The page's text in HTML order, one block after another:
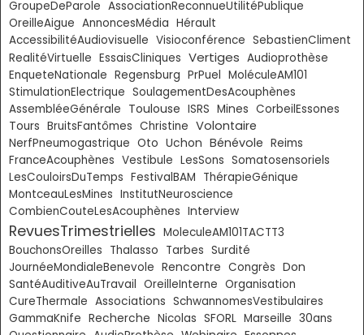
GroupeDeParole AssociationReconnueUtilitéPublique
OreilleAigue AnnoncesMédia Hérault
AccessibilitéAudiovisuelle Visioconférence SebastienCliment
RealitéVirtuelle EssaisCliniques Vertiges Audioprothèse
EnqueteNationale Regensburg PrPuel MoléculeAM101
StimulationElectrique SoulagementDesAcouphènes
AssembléeGénérale Toulouse ISRS Mines CorbeilEssones
Tours BruitsFantômes Christine Volontaire
NerfPneumogastrique Oto Uchon Bénévole Reims
FranceAcouphènes Vestibule LesSons Somatosensoriels
LesCouloirsDuTemps FestivalBAM ThérapieGénique
MontceauLesMines InstitutNeuroscience
CombienCouteLesAcouphènes Interview
RevuesTrimestrielles MoleculeAM101TACTT3
BouchonsOreilles Thalasso Tarbes Surdité
JournéeMondialeBenevole Rencontre Congrès Don
SantéAuditiveAuTravail OreilleInterne Organisation
CureThermale Associations SchwannomesVestibulaires
GammaKnife Recherche Nicolas SFORL Marseille 30ans